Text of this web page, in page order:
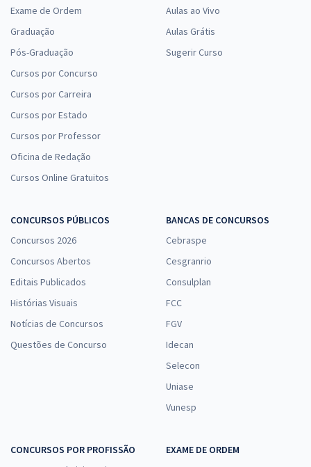
Exame de Ordem
Graduação
Pós-Graduação
Cursos por Concurso
Cursos por Carreira
Cursos por Estado
Cursos por Professor
Oficina de Redação
Cursos Online Gratuitos
Aulas ao Vivo
Aulas Grátis
Sugerir Curso
CONCURSOS PÚBLICOS
Concursos 2026
Concursos Abertos
Editais Publicados
Histórias Visuais
Notícias de Concursos
Questões de Concurso
BANCAS DE CONCURSOS
Cebraspe
Cesgranrio
Consulplan
FCC
FGV
Idecan
Selecon
Uniase
Vunesp
CONCURSOS POR PROFISSÃO
EXAME DE ORDEM